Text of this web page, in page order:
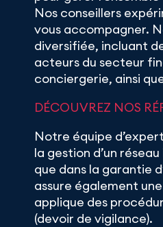
Nos conseillers
vous accompagner.
diversifiée, incluant
acteurs du secteur
conciergerie, ainsi
DÉCOUVREZ NOS
Notre équipe
la gestion d’un
que dans la garantie
assure également
applique des
(devoir de vigilance).